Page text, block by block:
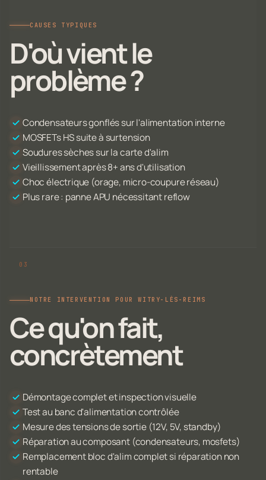
CAUSES TYPIQUES
D'où vient le
problème ?
Condensateurs gonflés sur l'alimentation interne
MOSFETs HS suite à surtension
Soudures sèches sur la carte d'alim
Vieillissement après 8+ ans d'utilisation
Choc électrique (orage, micro-coupure réseau)
Plus rare : panne APU nécessitant reflow
NOTRE INTERVENTION POUR WITRY-LÈS-REIMS
Ce qu'on fait,
concrètement
Démontage complet et inspection visuelle
Test au banc d'alimentation contrôlée
Mesure des tensions de sortie (12V, 5V, standby)
Réparation au composant (condensateurs, mosfets)
Remplacement bloc d'alim complet si réparation non
rentable